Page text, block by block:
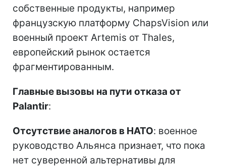
собственные продукты, например
французскую платформу ChapsVision или
военный проект Artemis от Thales,
европейский рынок остается
фрагментированным.
Главные вызовы на пути отказа от
Palantir:
Отсутствие аналогов в НАТО: военное
руководство Альянса признает, что пока
нет суверенной альтернативы для